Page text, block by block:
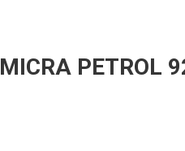
PETROL